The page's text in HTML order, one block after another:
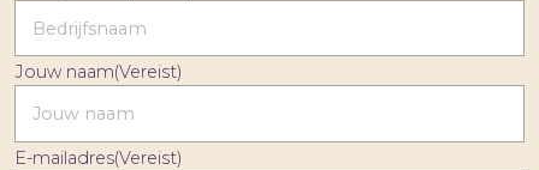
Jouw naam(Vereist)
E-mailadres(Vereist)